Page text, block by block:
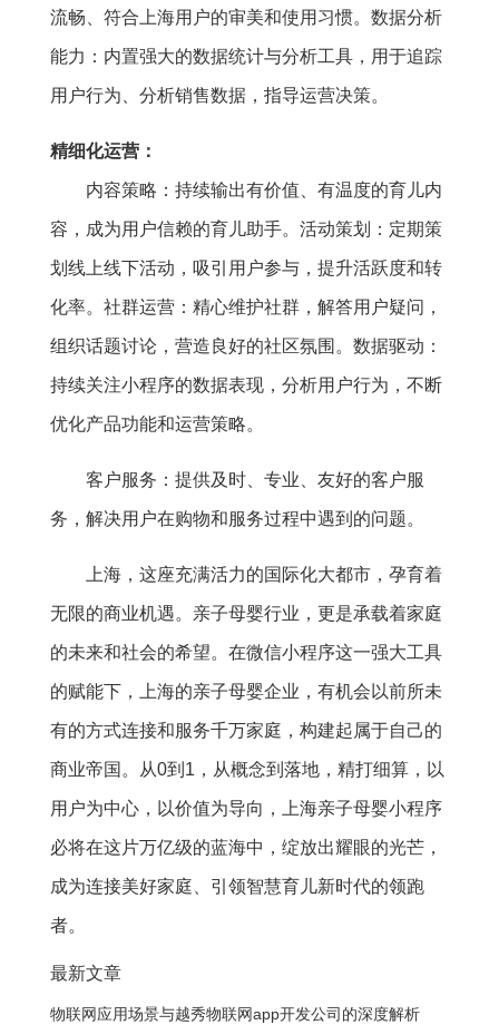
流畅、符合上海用户的审美和使用习惯。数据分析
能力：内置强大的数据统计与分析工具，用于追踪
用户行为、分析销售数据，指导运营决策。
精细化运营：
内容策略：持续输出有价值、有温度的育儿内
容，成为用户信赖的育儿助手。活动策划：定期策
划线上线下活动，吸引用户参与，提升活跃度和转
化率。社群运营：精心维护社群，解答用户疑问，
组织话题讨论，营造良好的社区氛围。数据驱动：
持续关注小程序的数据表现，分析用户行为，不断
优化产品功能和运营策略。
客户服务：提供及时、专业、友好的客户服
务，解决用户在购物和服务过程中遇到的问题。
上海，这座充满活力的国际化大都市，孕育着
无限的商业机遇。亲子母婴行业，更是承载着家庭
的未来和社会的希望。在微信小程序这一强大工具
的赋能下，上海的亲子母婴企业，有机会以前所未
有的方式连接和服务千万家庭，构建起属于自己的
商业帝国。从0到1，从概念到落地，精打细算，以
用户为中心，以价值为导向，上海亲子母婴小程序
必将在这片万亿级的蓝海中，绽放出耀眼的光芒，
成为连接美好家庭、引领智慧育儿新时代的领跑
者。
最新文章
物联网应用场景与越秀物联网app开发公司的深度解析